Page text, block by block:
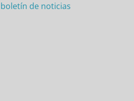
de noticias